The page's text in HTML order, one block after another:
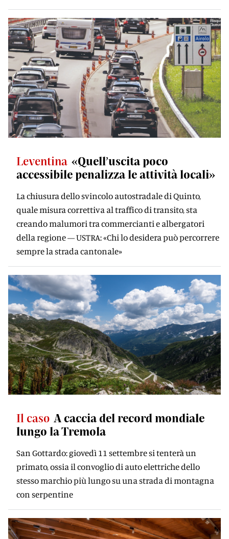
Leventina «Quell’uscita poco
accessibile penalizza le attività locali»
La chiusura dello svincolo autostradale di Quinto,
quale misura correttiva al traffico di transito, sta
creando malumori tra commercianti e albergatori
della regione — USTRA: «Chi lo desidera può percorrere
sempre la strada cantonale»
Il caso A caccia del record mondiale
lungo la Tremola
San Gottardo: giovedì 11 settembre si tenterà un
primato, ossia il convoglio di auto elettriche dello
stesso marchio più lungo su una strada di montagna
con serpentine